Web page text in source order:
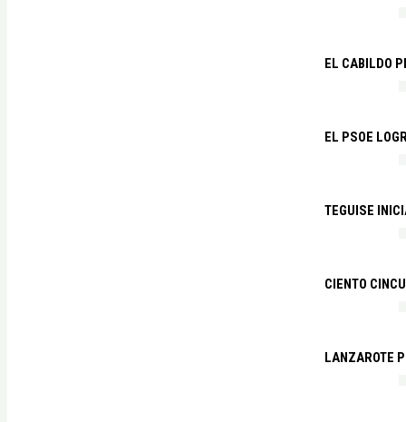
EL CABILDO
EL PSOE
TEGUISE
CIENTO
LANZAROTE